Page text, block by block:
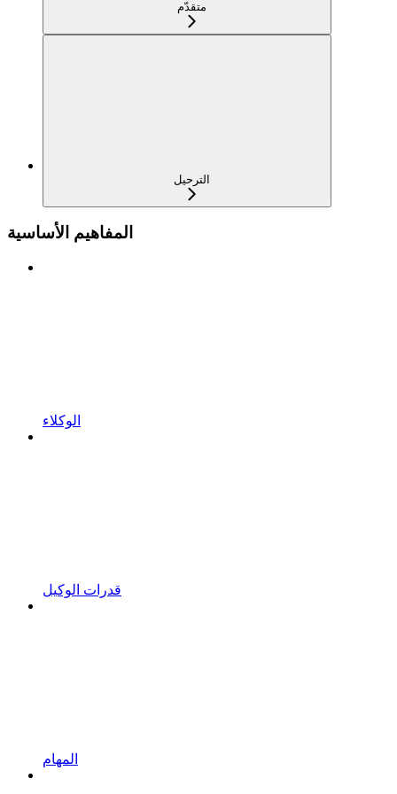
متقدّم
الترحيل
المفاهيم الأساسية
الوكلاء
قدرات الوكيل
المهام